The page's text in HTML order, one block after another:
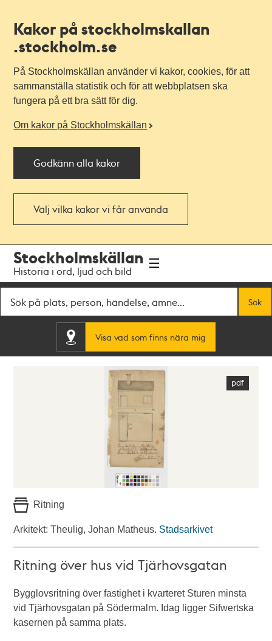
Kakor på stockholmskallan
.stockholm.se
På Stockholmskällan använder vi kakor, cookies, för att
sammanställa statistik och för att webbplatsen ska
fungera på ett bra sätt för dig.
Om kakor på Stockholmskällan
Godkänn alla kakor
Välj vilka kakor vi får använda
navigationen
huvudinnehållet
Stockholmskällan
Historia i ord, ljud och bild
Sök
Visa vad som finns nära mig
Ritning
Arkitekt: Theulig, Johan Matheus. Stadsarkivet
Ritning över hus vid Tjärhovsgatan
Bygglovsritning över fastighet i kvarteret Sturen minsta
vid Tjärhovsgatan på Södermalm. Idag ligger Sifwertska
kasernen på samma plats.